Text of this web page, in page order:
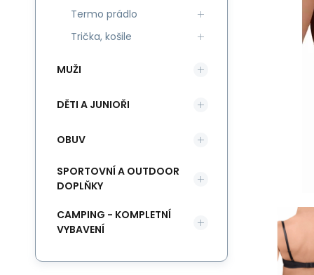
Termo prádlo
Trička, košile
MUŽI
DĚTI A JUNIOŘI
OBUV
SPORTOVNÍ A OUTDOOR
DOPLŇKY
CAMPING - KOMPLETNÍ
VYBAVENÍ